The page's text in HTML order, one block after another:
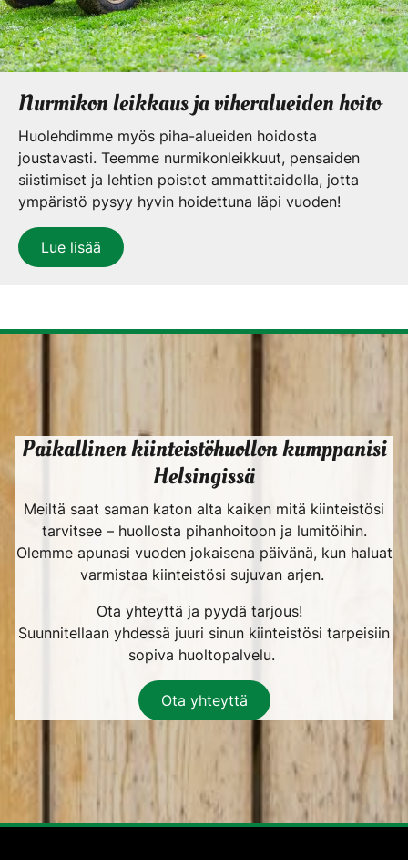
Nurmikon leikkaus ja viheralueiden hoito
Huolehdimme myös piha-alueiden hoidosta
joustavasti. Teemme nurmikonleikkuut, pensaiden
siistimiset ja lehtien poistot ammattitaidolla, jotta
ympäristö pysyy hyvin hoidettuna läpi vuoden!
Lue lisää
Paikallinen kiinteistöhuollon kumppanisi
Helsingissä
Meiltä saat saman katon alta kaiken mitä kiinteistösi
tarvitsee – huollosta pihanhoitoon ja lumitöihin.
Olemme apunasi vuoden jokaisena päivänä, kun haluat
varmistaa kiinteistösi sujuvan arjen.
Ota yhteyttä ja pyydä tarjous!
Suunnitellaan yhdessä juuri sinun kiinteistösi tarpeisiin
sopiva huoltopalvelu.
Ota yhteyttä